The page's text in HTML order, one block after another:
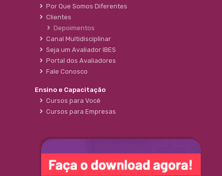
Por Que Somos Diferentes
Clientes
Depoimentos
Canal Multidisciplinar
Seja um Avaliador IBES
Portal dos Avaliadores
Fale Conosco
Ensino e Capacitação
Cursos para Você
Cursos para Empresas